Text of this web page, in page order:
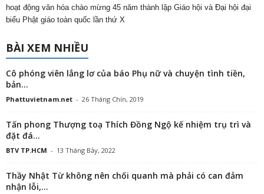
hoạt động văn hóa chào mừng 45 năm thành lập Giáo hội và Đại hội đại
biểu Phật giáo toàn quốc lần thứ X
BÀI XEM NHIỀU
Cô phóng viên lẳng lơ của báo Phụ nữ và chuyện tình tiền,
bản...
Phattuvietnam.net - 26 Tháng Chín, 2019
Tấn phong Thượng toạ Thích Đồng Ngộ kế nhiệm trụ trì và
đặt đá...
BTV TP.HCM - 13 Tháng Bảy, 2022
Thầy Nhật Từ không nên chối quanh mà phải có can đảm
nhận lỗi,...